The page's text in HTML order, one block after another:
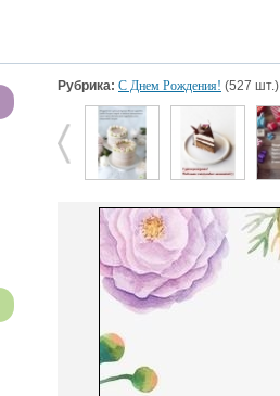
Рубрика: С Днем Рождения! (527 шт.)